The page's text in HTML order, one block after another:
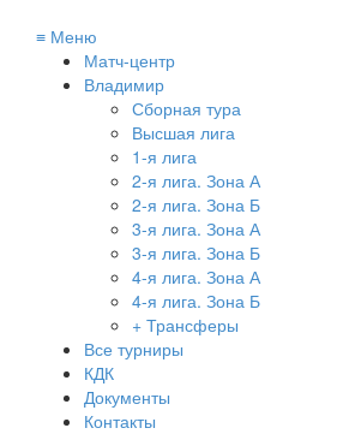
≡ Меню
Матч-центр
Владимир
Сборная тура
Высшая лига
1-я лига
2-я лига. Зона А
2-я лига. Зона Б
3-я лига. Зона А
3-я лига. Зона Б
4-я лига. Зона А
4-я лига. Зона Б
+ Трансферы
Все турниры
КДК
Документы
Контакты